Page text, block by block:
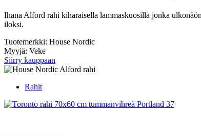
Ihana Alford rahi kiharaisella lammaskuosilla jonka
iloksi.
Tuotemerkki: House Nordic
Myyjä: Veke
Siirry kauppaan
Rahit